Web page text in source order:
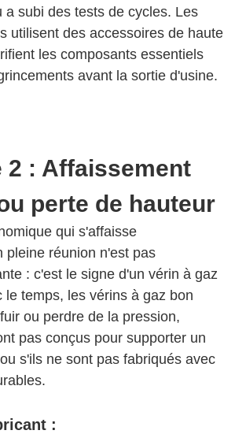
a subi des tests de cycles. Les
utilisent des accessoires de haute
les composants essentiels
avant la sortie d'usine.
2 : Affaissement
perte de hauteur
qui s'affaisse
pleine réunion n'est pas
: c'est le signe d'un vérin à gaz
le temps, les vérins à gaz bon
ou perdre de la pression,
pas conçus pour supporter un
s'ils ne sont pas fabriqués avec
: